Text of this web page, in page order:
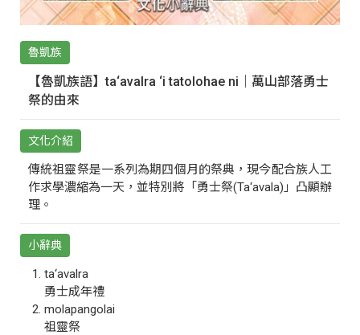
魯凱族
【魯凱族語】ta‘avalra ‘i tatolohae ni｜萬山部落勇士
祭的由來
文化介紹
傳統祖靈祭是一系列為期四個月的祭典，現今配合族人工
作求學濃縮為一天，並特別將「勇士祭(Ta‘avala)」凸顯辦
理。
小辭典
ta‘avalra
勇士成年禮
molapangolai
祖靈祭